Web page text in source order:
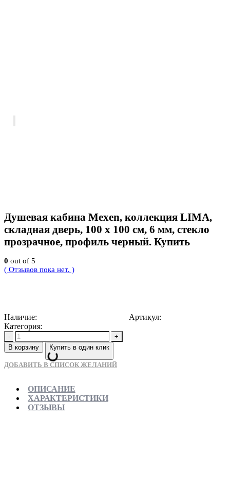
Душевая кабина Mexen, коллекция LIMA,
складная дверь, 100 x 100 см, 6 мм, стекло
прозрачное, профиль черный. Купить
0 out of 5
( Отзывов пока нет. )
Наличие: Артикул:
Категория:
-
+
В корзину
Купить в один клик
ДОБАВИТЬ В СПИСОК ЖЕЛАНИЙ
ОПИСАНИЕ
ХАРАКТЕРИСТИКИ
ОТЗЫВЫ